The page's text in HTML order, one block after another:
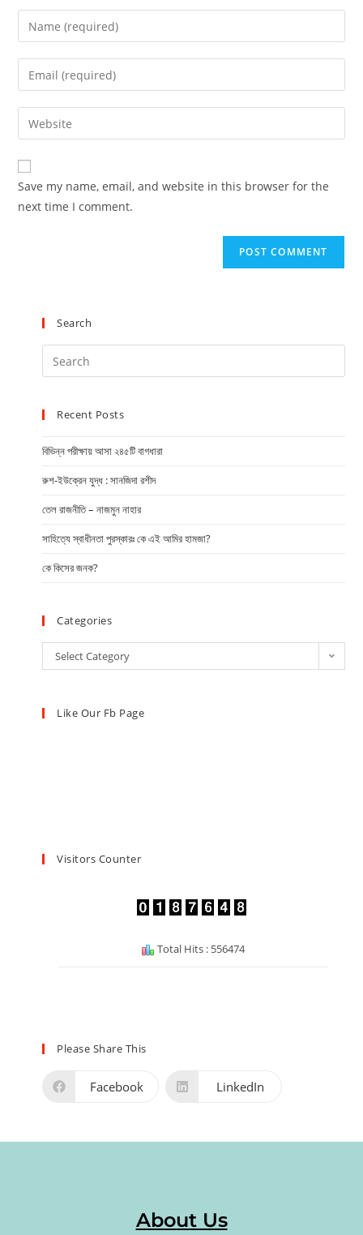
Save my name, email, and website in this browser for the
next time I comment.
Search
Recent Posts
বিভিন্ন পরীক্ষায় আসা ২৪৫টি বাগধারা
রুশ-ইউক্রেন যুদ্ধ : সানজিদা রশীদ
তেল রাজনীতি – নাজমুন নাহার
সাহিত্যে স্বাধীনতা পুরস্কারঃ কে এই আমির হামজা?
কে কিসের জনক?
Categories
Select Category
Like Our Fb Page
Visitors Counter
Total Hits : 556474
Please Share This
Facebook LinkedIn
About Us